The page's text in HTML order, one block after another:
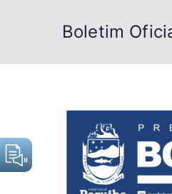
Boletim